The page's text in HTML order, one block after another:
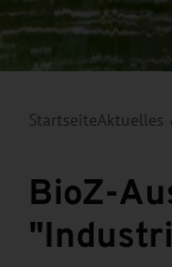
StartseiteAktuelles
BioZ-